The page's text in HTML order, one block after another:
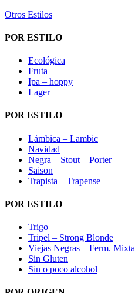
Otros Estilos
POR ESTILO
Ecológica
Fruta
Ipa – hoppy
Lager
POR ESTILO
Lámbica – Lambic
Navidad
Negra – Stout – Porter
Saison
Trapista – Trapense
POR ESTILO
Trigo
Tripel – Strong Blonde
Viejas Negras – Ferm. Mixta
Sin Gluten
Sin o poco alcohol